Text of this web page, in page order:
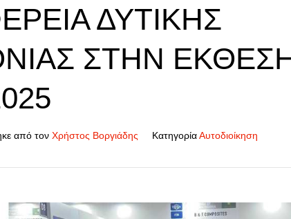
ΔΥΤΙΚΉΣ
ΣΤΗΝ
από τον Χρήστος Βοργιάδης Κατηγορία Αυτοδιοίκηση